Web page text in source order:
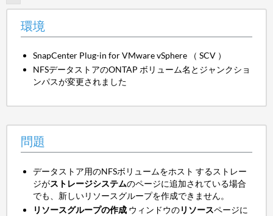
環境
SnapCenter Plug-in for VMware vSphere （ SCV ）
NFSデータストアのONTAP ボリューム名とジャンクショ
ンパスが変更されました
問題
データストア用のNFSボリュームをホスト するストレー
ジがストレージシステムのページに追加されている場合
でも、新しいリソースグループを作成できません。
リソースグループの作成 ウィンドウのリソースページに